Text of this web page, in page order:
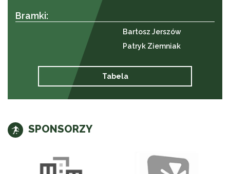
Bramki:
Bartosz Jerszów
Patryk Ziemniak
Tabela
SPONSORZY